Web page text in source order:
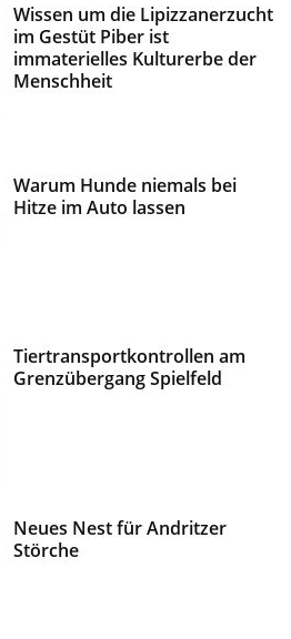
Wissen um die Lipizzanerzucht
im Gestüt Piber ist
immaterielles Kulturerbe der
Menschheit
Warum Hunde niemals bei
Hitze im Auto lassen
Tiertransportkontrollen am
Grenzübergang Spielfeld
Neues Nest für Andritzer
Störche